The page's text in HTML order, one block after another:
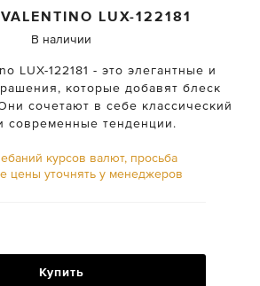
VALENTINO LUX-122181
В наличии
LUX-122181 - это элегантные и
которые добавят блеск
сочетают в себе классический
современные тенденции.
курсов валют, просьба
цены уточнять у менеджеров
Купить